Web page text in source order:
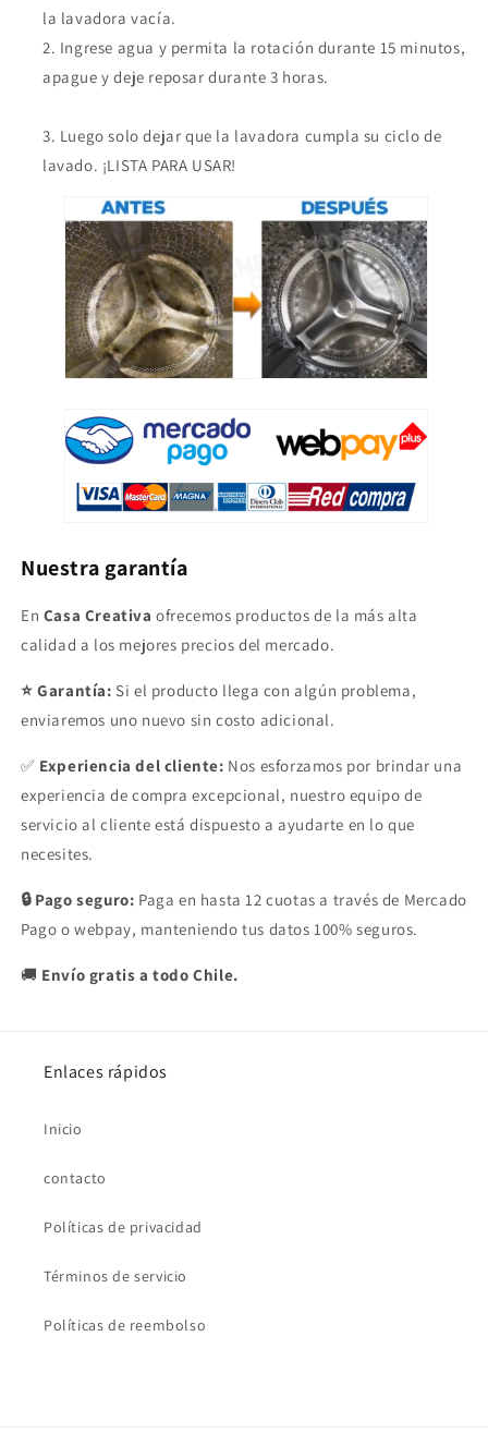
la lavadora vacía.
Ingrese agua y permita la rotación durante 15 minutos,
apague y deje reposar durante 3 horas.
Luego solo dejar que la lavadora cumpla su ciclo de
lavado. ¡LISTA PARA USAR!
Nuestra garantía
En Casa Creativa ofrecemos productos de la más alta
calidad a los mejores precios del mercado.
⭐ Garantía: Si el producto llega con algún problema,
enviaremos uno nuevo sin costo adicional.
✅ Experiencia del cliente: Nos esforzamos por brindar una
experiencia de compra excepcional, nuestro equipo de
servicio al cliente está dispuesto a ayudarte en lo que
necesites.
🔒 Pago seguro: Paga en hasta 12 cuotas a través de Mercado
Pago o webpay, manteniendo tus datos 100% seguros.
🚚 Envío gratis a todo Chile.
Enlaces rápidos
Inicio
contacto
Políticas de privacidad
Términos de servicio
Políticas de reembolso